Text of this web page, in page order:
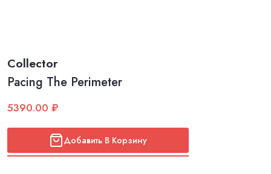
Collector
Pacing The Perimeter
5390.00 ₽
Добавить В Корзину